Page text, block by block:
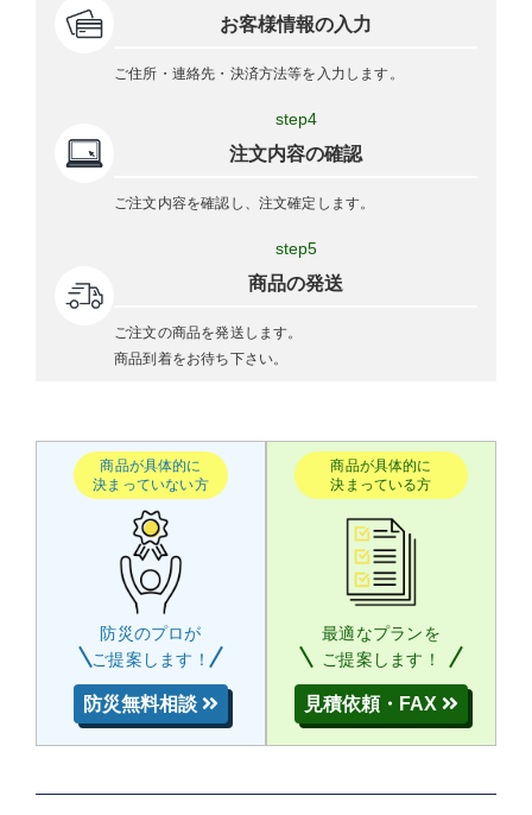
お客様情報の入力
ご住所・連絡先・決済方法等を入力します。
step4
注文内容の確認
ご注文内容を確認し、注文確定します。
step5
商品の発送
ご注文の商品を発送します。
商品到着をお待ち下さい。
商品が具体的に
決まっていない方
防災のプロが
ご提案します！
防災無料相談
商品が具体的に
決まっている方
最適なプランを
ご提案します！
見積依頼・FAX